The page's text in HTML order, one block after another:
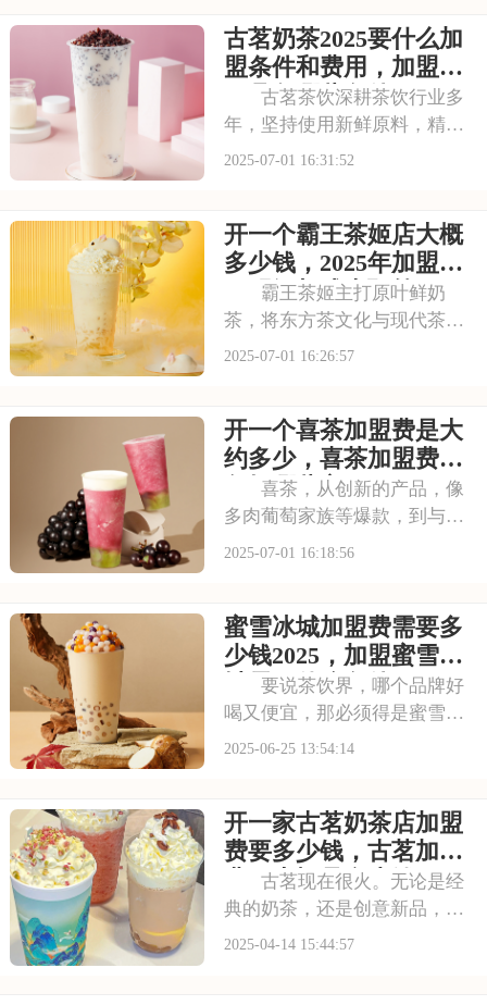
投资者心动不已。那么，加盟
蜜雪冰城需要多少费用呢？下
面就来看看加盟蜜雪
古茗奶茶2025要什么加
盟条件和费用，加盟需
要具备哪些条件
古茗茶饮深耕茶饮行业多
年，坚持使用新鲜原料，精心
调配每一杯饮品，以稳定的品
力，不少投资者想加盟。那
么，加盟古茗的费用情况如何
呢？下面就来看看古茗
2025-07-01 16:31:52
开一个霸王茶姬店大概
多少钱，2025年加盟费
用明细与成本预算
霸王茶姬主打原叶鲜奶
茶，将东方茶文化与现代茶饮
巧妙结合。以“原叶鲜奶茶”为
茶饮市场脱颖而出。不少投资
者被其吸引，以下是开一个霸
王茶姬店大概多少钱，
2025-07-01 16:26:57
开一个喜茶加盟费是大
约多少，喜茶加盟费用
包括哪些方面
喜茶，从创新的产品，像
多肉葡萄家族等爆款，到与知
名品牌跨界联名提升影响力，
是大约多少，喜茶加盟费用包
括哪些方面的具体分析！希望
能为您提供参考~
2025-07-01 16:18:56
蜜雪冰城加盟费需要多
少钱2025，加盟蜜雪冰
城需要什么条件
要说茶饮界，哪个品牌好
喝又便宜，那必须得是蜜雪冰
城！亲民的价格、丰富的产品
盟！接下来，一起看看蜜雪冰
城加盟费需要多少钱2025，加
盟蜜雪冰城需要
2025-06-25 13:54:14
开一家古茗奶茶店加盟
费要多少钱，古茗加盟
费用大概是多少钱
古茗现在很火。无论是经
典的奶茶，还是创意新品，古
茗总能给人带来惊喜。现在茶
2025-04-14 15:44:57